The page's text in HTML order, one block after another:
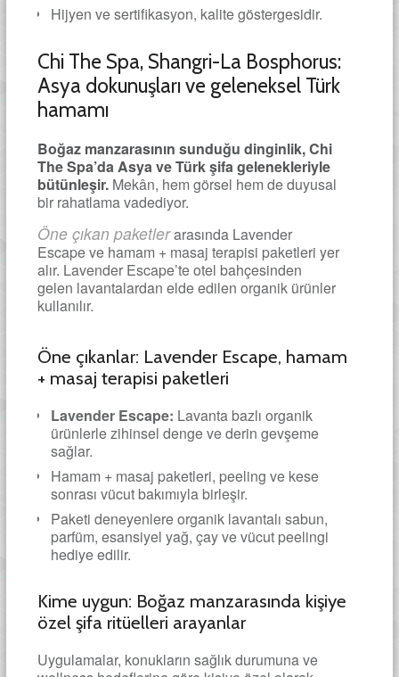
Hijyen ve sertifikasyon, kalite göstergesidir.
Chi The Spa, Shangri-La Bosphorus:
Asya dokunuşları ve geleneksel Türk
hamamı
Boğaz manzarasının sunduğu dinginlik, Chi
The Spa’da Asya ve Türk şifa gelenekleriyle
bütünleşir.Mekân, hem görsel hem de duyusal
bir rahatlama vadediyor.
Öne çıkan paketlerarasında Lavender
Escape ve hamam + masaj terapisi paketleri yer
alır. Lavender Escape’te otel bahçesinden
gelen lavantalardan elde edilen organik ürünler
kullanılır.
Öne çıkanlar: Lavender Escape, hamam
+ masaj terapisi paketleri
Lavender Escape: Lavanta bazlı organik
ürünlerle zihinsel denge ve derin gevşeme
sağlar.
Hamam + masaj paketleri, peeling ve kese
sonrası vücut bakımıyla birleşir.
Paketi deneyenlere organik lavantalı sabun,
parfüm, esansiyel yağ, çay ve vücut peelingi
hediye edilir.
Kime uygun: Boğaz manzarasında kişiye
özel şifa ritüelleri arayanlar
Uygulamalar, konukların sağlık durumuna ve